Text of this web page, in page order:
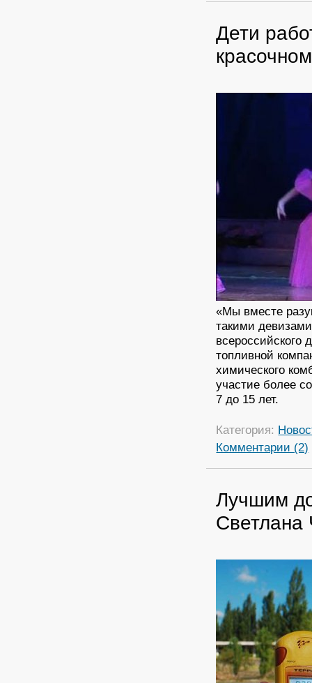
Дети
«Мы вместе
такими
всероссийского
топливной
химического
участие более
7 до 15 лет.
Категория:
Комментарии (2)
Лучшим
Светлана